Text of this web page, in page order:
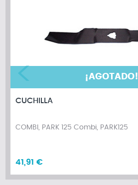
¡AGOTADO!
CUCHILLA
COMBI, PARK 125 Combi, PARK125
41,91 €